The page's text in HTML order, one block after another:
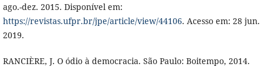
ago.-dez. 2015. Disponível em:
https://revistas.ufpr.br/jpe/article/view/44106. Acesso em: 28 jun.
2019.
RANCIÈRE, J. O ódio à democracia. São Paulo: Boitempo, 2014.